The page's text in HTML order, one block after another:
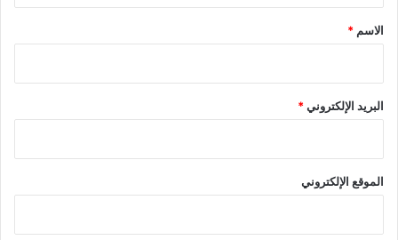
*
الاسم *
البريد الإلكتروني*
الموقع الإلكتروني